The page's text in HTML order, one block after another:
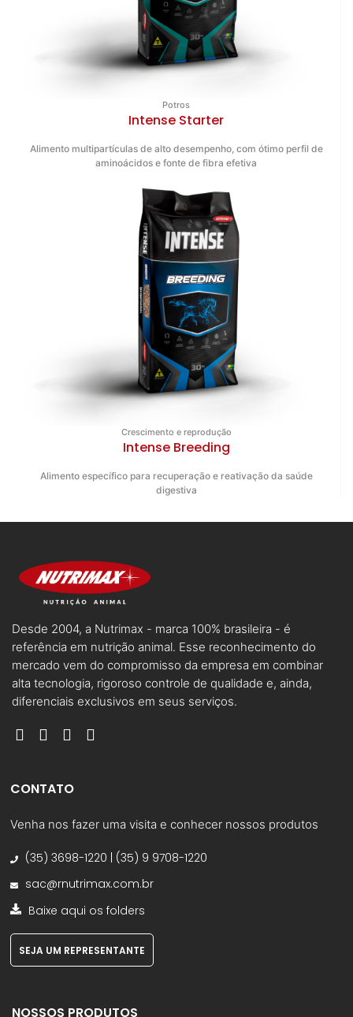
Potros
Intense Starter
Alimento multipartículas de alto desempenho, com ótimo perfil de
aminoácidos e fonte de fibra efetiva
Crescimento e reprodução
Intense Breeding
Alimento específico para recuperação e reativação da saúde
digestiva
Desde 2004, a Nutrimax - marca 100% brasileira - é
referência em nutrição animal. Esse reconhecimento do
mercado vem do compromisso da empresa em combinar
alta tecnologia, rigoroso controle de qualidade e, ainda,
diferenciais exclusivos em seus serviços.
CONTATO
Venha nos fazer uma visita e conhecer nossos produtos
(35) 3698-1220 | (35) 9 9708-1220
sac@rnutrimax.com.br
Baixe aqui os folders
SEJA UM REPRESENTANTE
NOSSOS PRODUTOS